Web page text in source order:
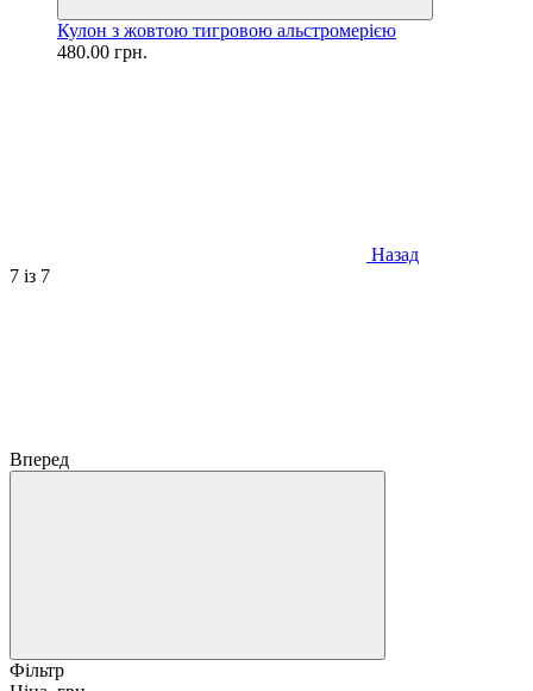
Кулон з жовтою тигровою альстромерією
480.00 грн.
Назад
7 із 7
Вперед
Фільтр